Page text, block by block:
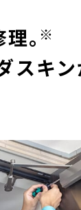
理。
※
スキ